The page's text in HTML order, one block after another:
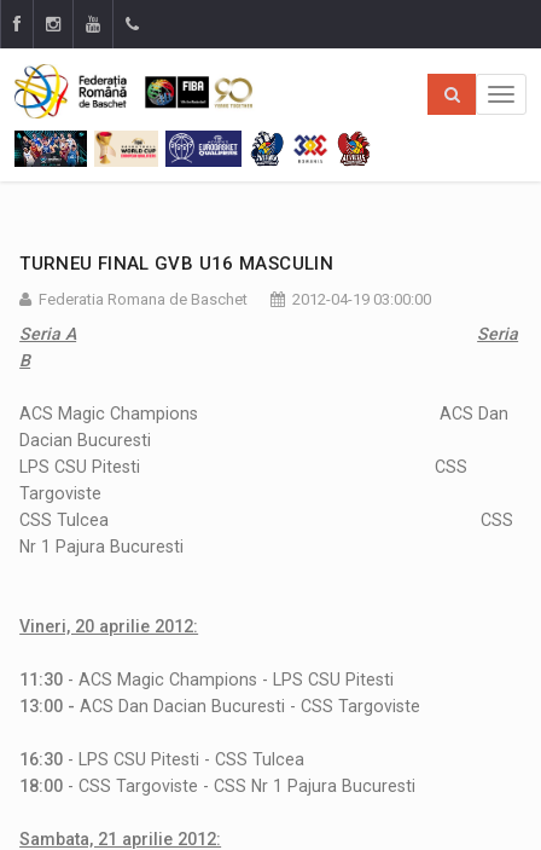
TURNEU FINAL GVB U16 MASCULIN
Federatia Romana de Baschet 2012-04-19 03:00:00
Seria A
Seria
B
ACS Magic Champions ACS Dan
Dacian Bucuresti
LPS CSU Pitesti CSS
Targoviste
CSS Tulcea CSS
Nr 1 Pajura Bucuresti
Vineri, 20 aprilie 2012:
11:30 - ACS Magic Champions - LPS CSU Pitesti
13:00 -ACS Dan Dacian Bucuresti - CSS Targoviste
16:30 - LPS CSU Pitesti - CSS Tulcea
18:00 - CSS Targoviste - CSS Nr 1 Pajura Bucuresti
Sambata, 21 aprilie 2012: